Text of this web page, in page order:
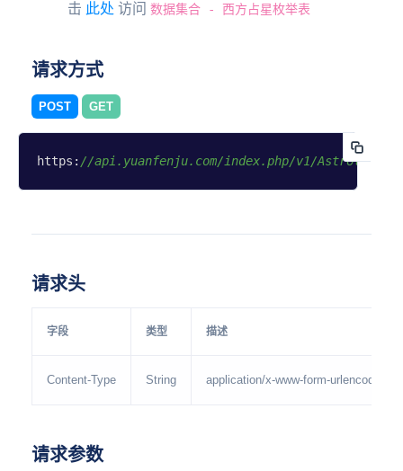
击 此处 访问 数据集合 - 西方占星枚举表
请求方式
POST GET
https: //api.yuanfenju.com/index.php/v1/Astrology/
请求头
字段 类型 描述
Content-Type String application/x-www-form-urlencoded
请求参数